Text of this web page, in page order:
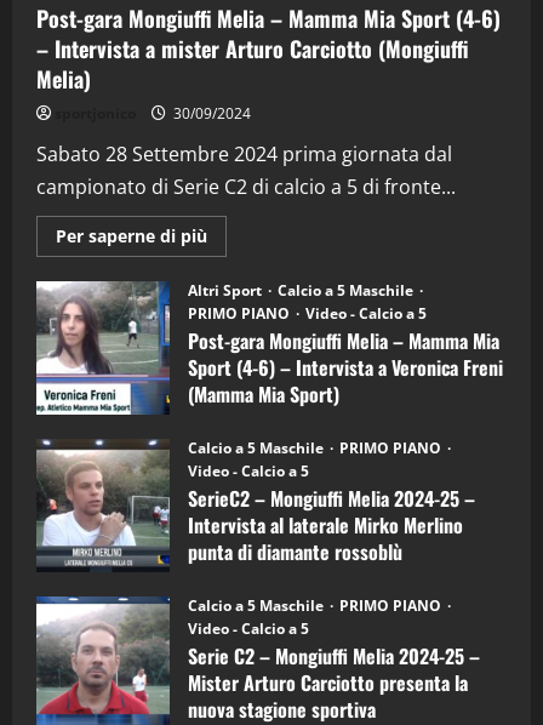
Post-gara Mongiuffi Melia – Mamma Mia Sport (4-6)
– Intervista a mister Arturo Carciotto (Mongiuffi
Melia)
30/09/2024
Sabato 28 Settembre 2024 prima giornata dal
campionato di Serie C2 di calcio a 5 di fronte...
Per saperne di più
informazioni
Post-
gara
Mongiuffi
Melia
–
Mamma
Mia
Sport
6)
–
Intervista
a
mister
Arturo
Carciotto
(Mongiuffi
Altri Sport
Calcio a 5 Maschile
PRIMO PIANO
Video - Calcio a 5
Post-gara Mongiuffi Melia – Mamma Mia
Sport (4-6) – Intervista a Veronica Freni
(Mamma Mia Sport)
Calcio a 5 Maschile
PRIMO PIANO
Video - Calcio a 5
SerieC2 – Mongiuffi Melia 2024-25 –
Intervista al laterale Mirko Merlino
punta di diamante rossoblù
Calcio a 5 Maschile
PRIMO PIANO
Video - Calcio a 5
Serie C2 – Mongiuffi Melia 2024-25 –
Mister Arturo Carciotto presenta la
nuova stagione sportiva
2
“SportEmpire” in Podcast: 29^ Puntata
(Martedi 28 Aprile 2026)
28/04/2026
3
"SportEmpire" in Podcast
“SportEmpire” in Podcast: 28^ Puntata
(Martedi 21 Aprile 2026)
21/04/2026
4
“SportEmpire” in Podcast: 27^ Puntata
(Martedi 14 Aprile 2026)
15/04/2026
5
“SportEmpire” in Podcast: 26^ Puntata
(Martedi 07 Aprile 2026)
08/04/2026